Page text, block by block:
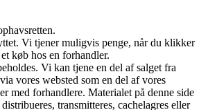
Vi tjener muligvis penge, når du klikker
køb hos en forhandler.
Vi kan tjene en del af salget fra
vores websted som en del af vores
med forhandlere. Materialet på denne side
transmitteres, cachelagres eller